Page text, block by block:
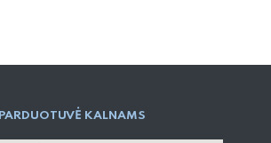
PARD​UOTUVĖ​ KALNAMS